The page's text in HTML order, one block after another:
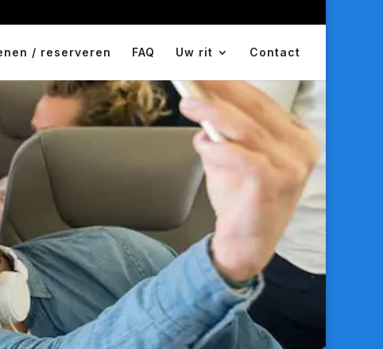
/ reserveren FAQ Uw rit Contact